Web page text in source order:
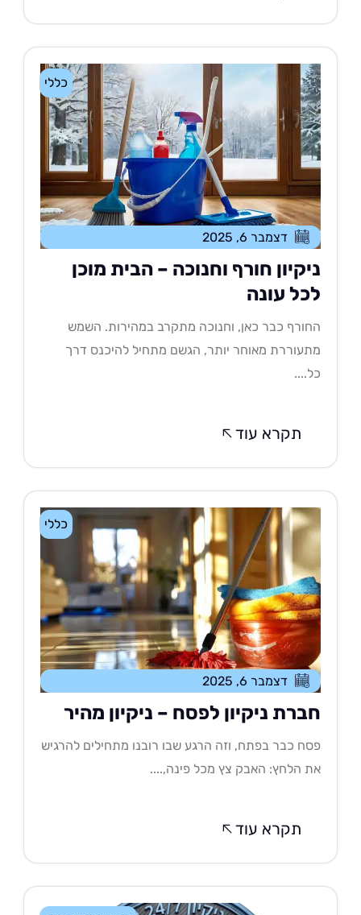
כללי
דצמבר 6, 2025
חורף וחנוכה – הבית מוכן
עונה
כבר כאן, וחנוכה מתקרב במהירות. השמש
מאוחר יותר, הגשם מתחיל להיכנס דרך
תקרא עוד
כללי
דצמבר 6, 2025
ניקיון לפסח – ניקיון מהיר
כבר בפתח, וזה הרגע שבו רובנו מתחילים להרגיש
הלחץ: האבק צץ מכל פינה,....
תקרא עוד